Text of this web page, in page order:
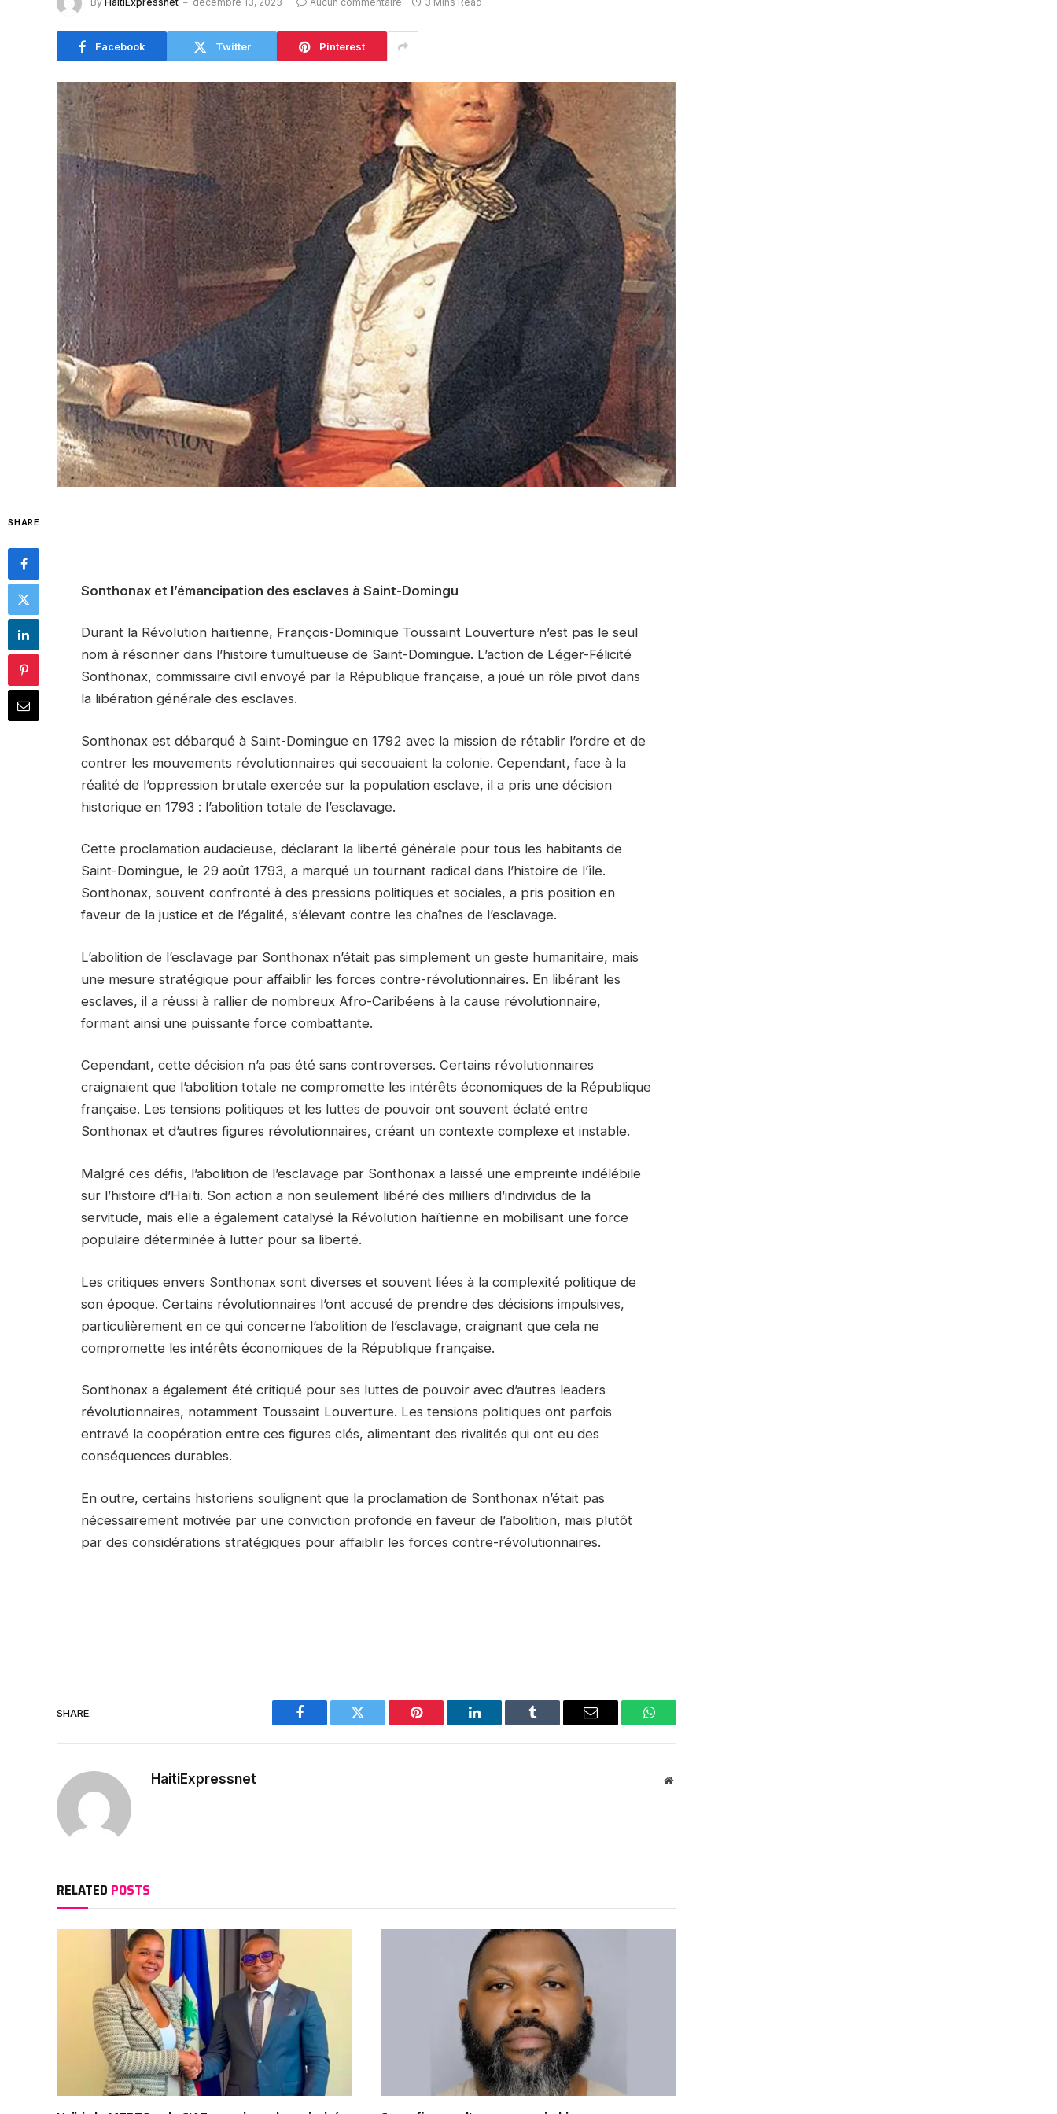
Facebook Twitter Pinterest
SHARE
Sonthonax et l’émancipation des esclaves à Saint-Domingu
Durant la Révolution haïtienne, François-Dominique Toussaint Louverture n’est pas le seul
nom à résonner dans l’histoire tumultueuse de Saint-Domingue. L’action de Léger-Félicité
Sonthonax, commissaire civil envoyé par la République française, a joué un rôle pivot dans
la libération générale des esclaves.
Sonthonax est débarqué à Saint-Domingue en 1792 avec la mission de rétablir l’ordre et de
contrer les mouvements révolutionnaires qui secouaient la colonie. Cependant, face à la
réalité de l’oppression brutale exercée sur la population esclave, il a pris une décision
historique en 1793 : l’abolition totale de l’esclavage.
Cette proclamation audacieuse, déclarant la liberté générale pour tous les habitants de
Saint-Domingue, le 29 août 1793, a marqué un tournant radical dans l’histoire de l’île.
Sonthonax, souvent confronté à des pressions politiques et sociales, a pris position en
faveur de la justice et de l’égalité, s’élevant contre les chaînes de l’esclavage.
L’abolition de l’esclavage par Sonthonax n’était pas simplement un geste humanitaire, mais
une mesure stratégique pour affaiblir les forces contre-révolutionnaires. En libérant les
esclaves, il a réussi à rallier de nombreux Afro-Caribéens à la cause révolutionnaire,
formant ainsi une puissante force combattante.
Cependant, cette décision n’a pas été sans controverses. Certains révolutionnaires
craignaient que l’abolition totale ne compromette les intérêts économiques de la République
française. Les tensions politiques et les luttes de pouvoir ont souvent éclaté entre
Sonthonax et d’autres figures révolutionnaires, créant un contexte complexe et instable.
Malgré ces défis, l’abolition de l’esclavage par Sonthonax a laissé une empreinte indélébile
sur l’histoire d’Haïti. Son action a non seulement libéré des milliers d’individus de la
servitude, mais elle a également catalysé la Révolution haïtienne en mobilisant une force
populaire déterminée à lutter pour sa liberté.
Les critiques envers Sonthonax sont diverses et souvent liées à la complexité politique de
son époque. Certains révolutionnaires l’ont accusé de prendre des décisions impulsives,
particulièrement en ce qui concerne l’abolition de l’esclavage, craignant que cela ne
compromette les intérêts économiques de la République française.
Sonthonax a également été critiqué pour ses luttes de pouvoir avec d’autres leaders
révolutionnaires, notamment Toussaint Louverture. Les tensions politiques ont parfois
entravé la coopération entre ces figures clés, alimentant des rivalités qui ont eu des
conséquences durables.
En outre, certains historiens soulignent que la proclamation de Sonthonax n’était pas
nécessairement motivée par une conviction profonde en faveur de l’abolition, mais plutôt
par des considérations stratégiques pour affaiblir les forces contre-révolutionnaires.
SHARE.
Facebook Twitter Pinterest LinkedIn Tumblr Email WhatsApp
HaitiExpressnet Website
RELATED POSTS